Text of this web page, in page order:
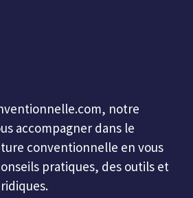
, notre
accompagner dans le
conventionnelle en vous
pratiques, des outils et